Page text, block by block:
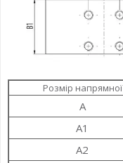
Розмір напрямної
A
A1
A2